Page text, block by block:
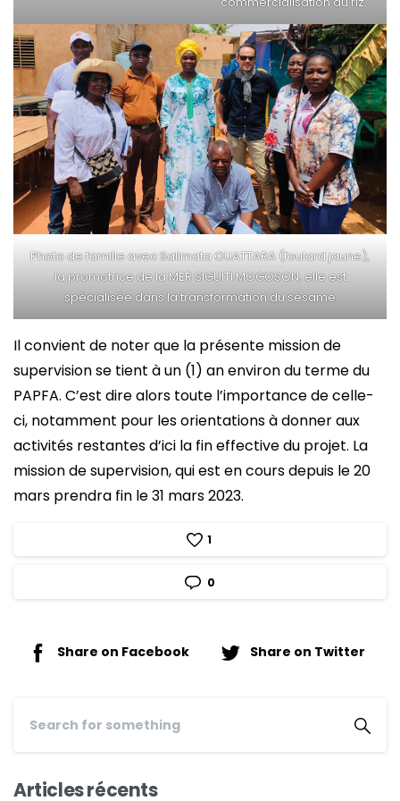
Photo de famille avec Salimata OUATTARA (foulard jaune),
la promotrice de la MER SIGUITI MOGOSON, elle est
spécialisée dans la transformation du sésame
Il convient de noter que la présente mission de
supervision se tient à un (1) an environ du terme du
PAPFA. C’est dire alors toute l’importance de celle-
ci, notamment pour les orientations à donner aux
activités restantes d’ici la fin effective du projet. La
mission de supervision, qui est en cours depuis le 20
mars prendra fin le 31 mars 2023.
1
0
Share on Facebook Share on Twitter
Articles récents